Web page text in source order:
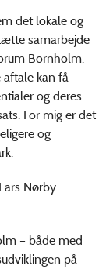
det lokale og
samarbejde
Bornholm.
aftale kan få
og deres
For mig er det
og
Nørby
– både med
på